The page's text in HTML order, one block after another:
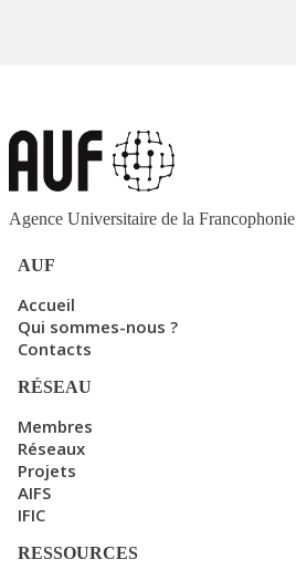
Agence Universitaire de la Francophonie
AUF
Accueil
Qui sommes-nous ?
Contacts
RÉSEAU
Membres
Réseaux
Projets
AIFS
IFIC
RESSOURCES